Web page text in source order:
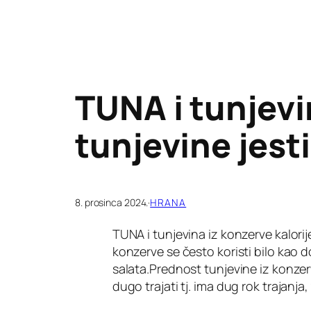
TUNA i
tunjevine
8. prosinca 2024.·HRANA
TUNA i tunjevina iz konzerve
konzerve se često koristi bilo kao
salata.Prednost tunjevine iz
dugo trajati tj. ima dug rok